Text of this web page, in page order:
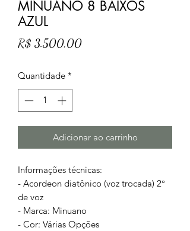
MINUANO 8 BAIXOS
AZUL
R$ 3.500,00Preço
Quantidade *
Adicionar ao carrinho
Informações técnicas:
- Acordeon diatônico (voz trocada) 2°
de voz
- Marca: Minuano
- Cor: Várias Opções